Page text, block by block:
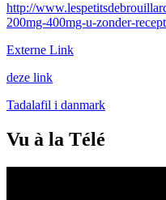
http://
200mg-400mg-u-zonder-
Externe Link
deze link
Tadalafil i danmark
Vu à la Télé